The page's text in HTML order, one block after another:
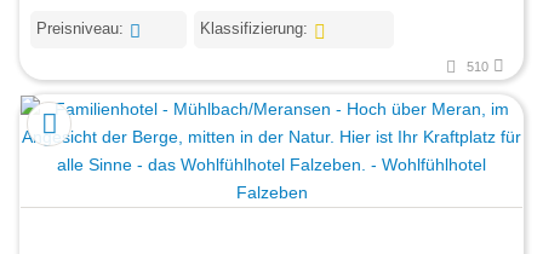
Preisniveau: Klassifizierung:
510